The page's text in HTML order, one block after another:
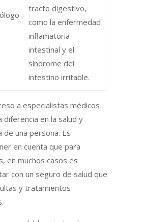
tracto digestivo,
como la enfermedad
inflamatoria
intestinal y el
síndrome del
intestino irritable.
a especialistas médicos
diferencia en la salud y
de una persona. Es
en cuenta que para
en muchos casos es
con un seguro de salud que
y tratamientos